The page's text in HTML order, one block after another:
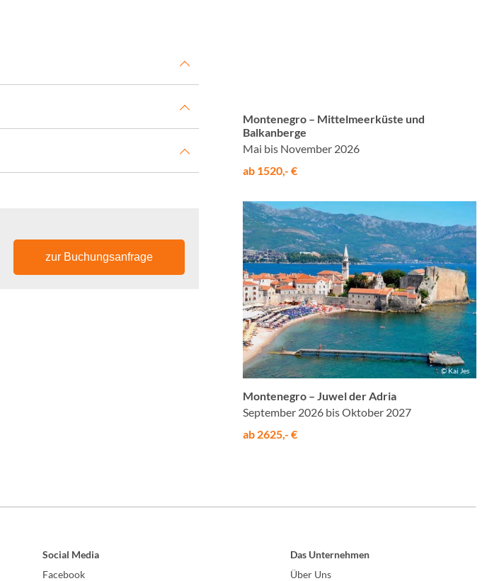
zur Buchungsanfrage
Montenegro – Mittelmeerküste und
Balkanberge
Mai bis November 2026
ab 1520,- €
© Kai Jes
Montenegro – Juwel der Adria
September 2026 bis Oktober 2027
ab 2625,- €
Social Media
Facebook
Das Unternehmen
Über Uns